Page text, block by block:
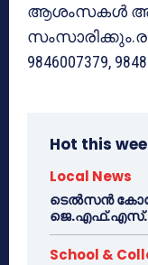
ആശംസകള്‍
9846007379,
Hot this
Local News
ടെൽസൻ
ജെ.എഫ്.എസ്.
School &